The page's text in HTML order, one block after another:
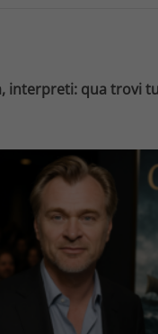
interpreti: qua trovi